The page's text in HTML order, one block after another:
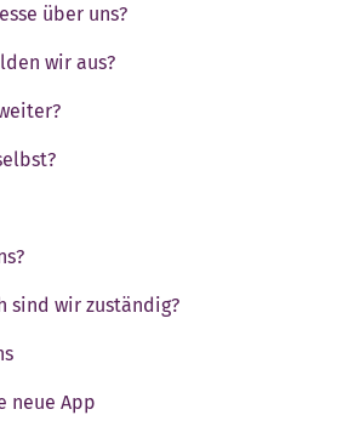
über uns?
wir aus?
sind wir zuständig?
neue App